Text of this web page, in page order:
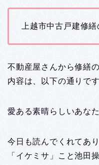
上越市中古戸建修
不動産屋さんから修繕
内容は、以下の通りです
愛ある素晴らしいあな
今日も読んでくれてあ
「イケミサ」こと池田